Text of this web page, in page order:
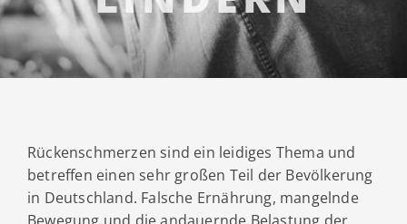
Rückenschmerzen sind ein leidiges Thema und
betreffen einen sehr großen Teil der Bevölkerung
in Deutschland. Falsche Ernährung, mangelnde